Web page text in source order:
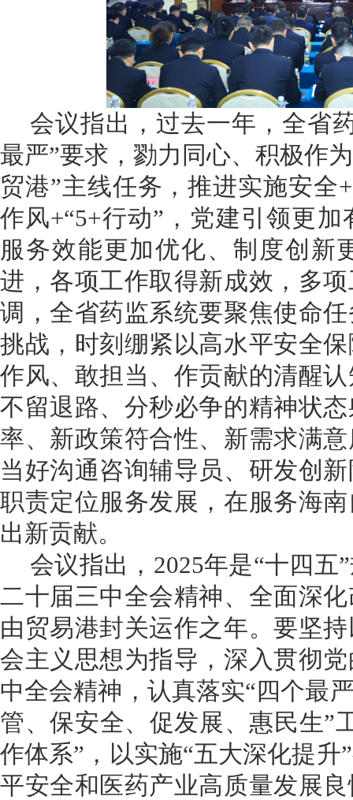
会议指出 ， 过去一年， 全省
最严”要求， 勠力同心、积极作
贸港”主线任务，推进实施安全+
作风+“5+行动”， 党建引领更加
服务效能更加优化、制度创新
进， 各项工作取得新成效， 多
调，全省药监系统要聚焦使命
挑战， 时刻绷紧以高水平安全
作风、敢担当、作贡献的清醒
不留退路、分秒必争的精神状
率、新政策符合性、新需求满
当好沟通咨询辅导员、研发创
职责定位服务发展 ，在服务海
出新贡献。
会议指出， 2025年是“十四五
二十届三中全会精神、全面深
由贸易港封关运作之年。要坚
会主义思想为指导，深入贯彻
中全会精神，认真落实“四个最
管、保安全、促发展、惠民生”
作体系”，以实施“五大深化提
平安全和医药产业高质量发展